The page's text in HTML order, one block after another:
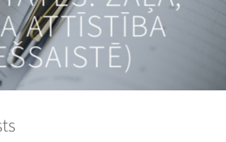
ATTĪSTĪBA